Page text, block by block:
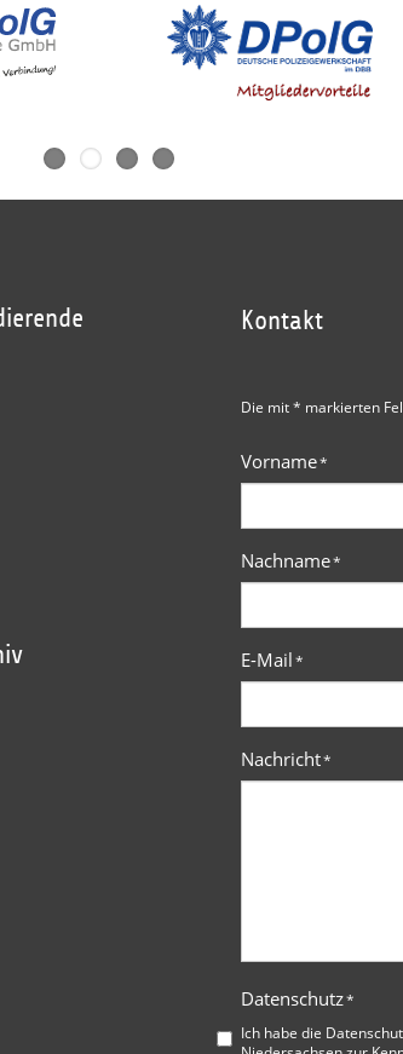
Kontakt
Die mit * markierten
Vorname*
Nachname*
E-Mail*
Nachricht*
Datenschutz*
Ich habe die